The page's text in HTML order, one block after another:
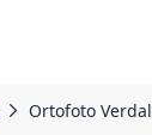
Ortofoto